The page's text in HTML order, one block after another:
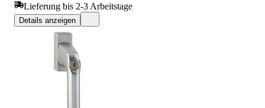
Lieferung bis 2-3 Arbeitstage
Details anzeigen